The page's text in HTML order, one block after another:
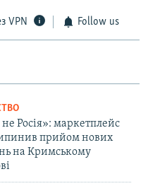
VPN Follow us
Росія»: маркетплейс
прийом нових
на Кримському